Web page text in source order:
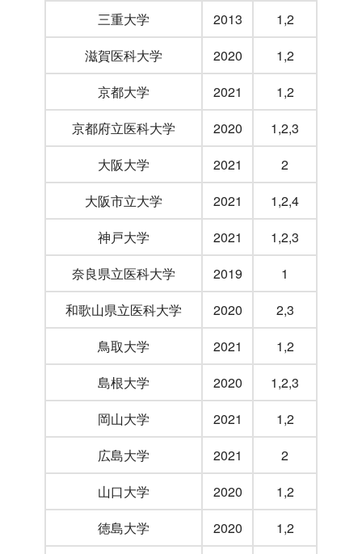
三重大学
2013
1,2
滋賀医科大学
2020
1,2
京都大学
2021
1,2
京都府立医科大学
2020
1,2,3
大阪大学
2021
2
大阪市立大学
2021
1,2,4
神戸大学
2021
1,2,3
奈良県立医科大学
2019
1
和歌山県立医科大学
2020
2,3
鳥取大学
2021
1,2
島根大学
2020
1,2,3
岡山大学
2021
1,2
広島大学
2021
2
山口大学
2020
1,2
徳島大学
2020
1,2